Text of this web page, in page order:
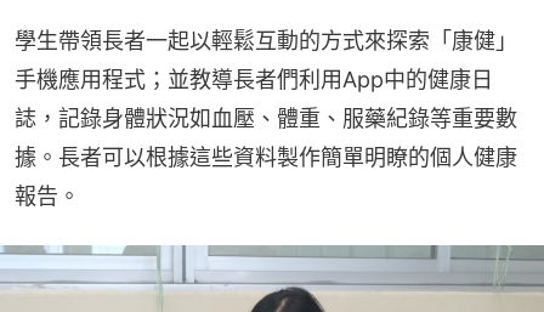
學生帶領長者一起以輕鬆互動的方式來探索「康健」
手機應用程式；並教導長者們利用App中的健康日
誌，記錄身體狀況如血壓、體重、服藥紀錄等重要數
據。長者可以根據這些資料製作簡單明瞭的個人健康
報告。